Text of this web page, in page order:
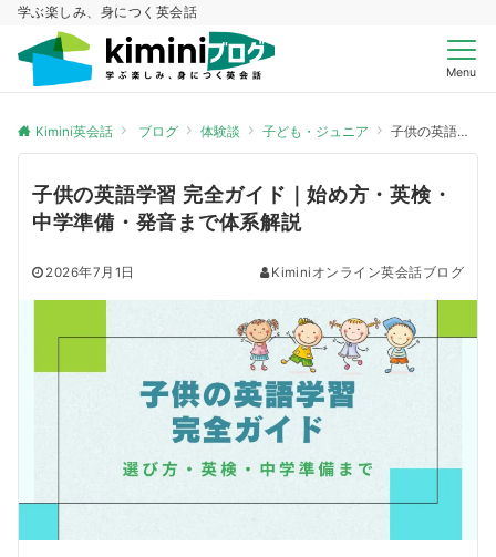
学ぶ楽しみ、身につく英会話
Menu
Kimini英会話 ブログ 体験談 子ども・ジュニア 子供の英語学習 完全ガイド｜始め方・英検・中学準備・発音まで体系解説
子供の英語学習 完全ガイド｜始め方・英検・
中学準備・発音まで体系解説
2026年7月1日 Kiminiオンライン英会話ブログ